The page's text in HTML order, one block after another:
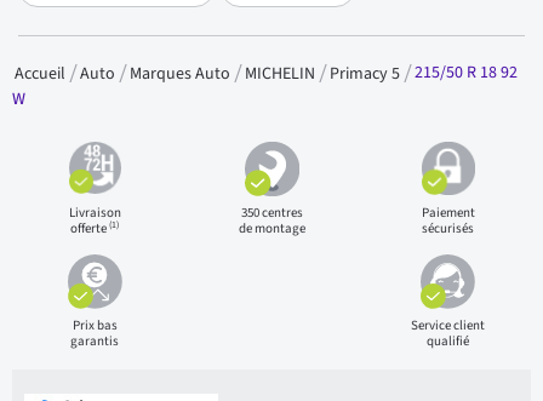
Accueil Auto Marques Auto MICHELIN Primacy 5 215/50 R 18 92
W
Livraison
offerte(1)
350 centres
de montage
Paiement
sécurisés
Prix bas
garantis
Service client
qualifié